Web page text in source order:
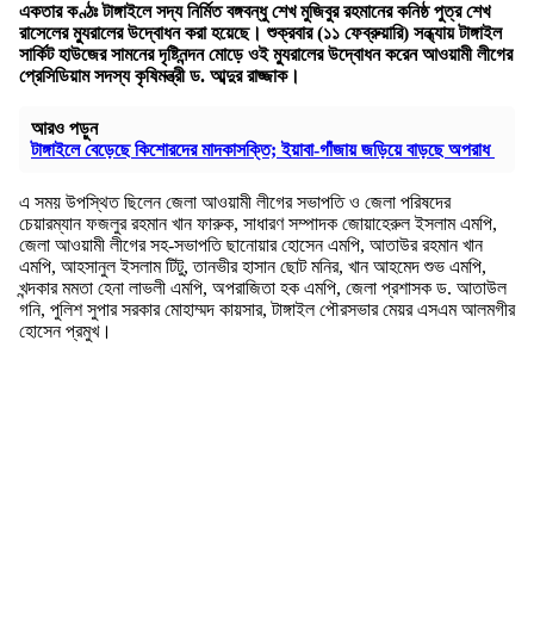
একতার কণ্ঠঃ টাঙ্গাইলে সদ্য নির্মিত বঙ্গবন্ধু শেখ মুজিবুর রহমানের কনিষ্ঠ পুত্র শেখ
রাসেলের ম্যুরালের উদ্বোধন করা হয়েছে। শুক্রবার (১১ ফেব্রুয়ারি) সন্ধ্যায় টাঙ্গাইল
সার্কিট হাউজের সামনের দৃষ্টিনন্দন মোড়ে ওই ম্যুরালের উদ্বোধন করেন আওয়ামী লীগের
প্রেসিডিয়াম সদস্য কৃষিমন্ত্রী ড. আব্দুর রাজ্জাক।
আরও পড়ুন
টাঙ্গাইলে বেড়েছে কিশোরদের মাদকাসক্তি; ইয়াবা-গাঁজায় জড়িয়ে বাড়ছে অপরাধ
এ সময় উপস্থিত ছিলেন জেলা আওয়ামী লীগের সভাপতি ও জেলা পরিষদের
চেয়ারম্যান ফজলুর রহমান খান ফারুক, সাধারণ সম্পাদক জোয়াহেরুল ইসলাম এমপি,
জেলা আওয়ামী লীগের সহ-সভাপতি ছানোয়ার হোসেন এমপি, আতাউর রহমান খান
এমপি, আহসানুল ইসলাম টিটু, তানভীর হাসান ছোট মনির, খান আহমেদ শুভ এমপি,
খন্দকার মমতা হেনা লাভলী এমপি, অপরাজিতা হক এমপি, জেলা প্রশাসক ড. আতাউল
গনি, পুলিশ সুপার সরকার মোহাম্মদ কায়সার, টাঙ্গাইল পৌরসভার মেয়র এসএম আলমগীর
হোসেন প্রমুখ।